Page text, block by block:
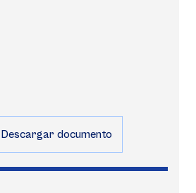
Descargar documento